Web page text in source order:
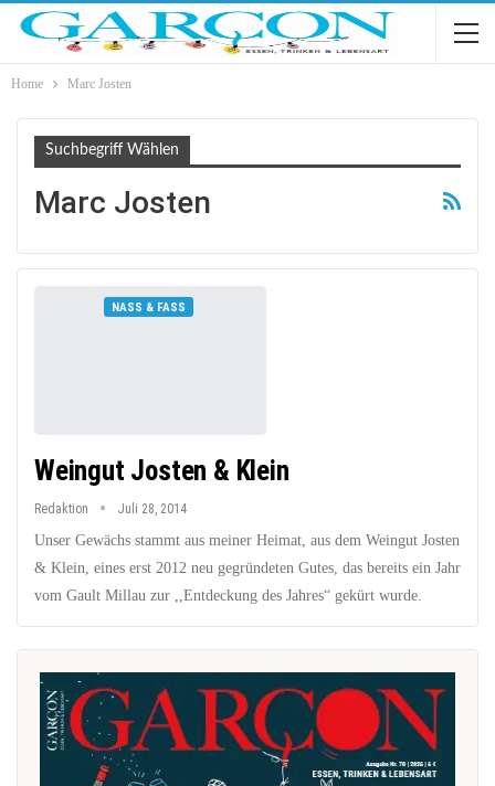
Home Marc Josten
Suchbegriff Wählen
Marc Josten
NASS & FASS
Weingut Josten & Klein
Redaktion Juli 28, 2014
Unser Gewächs stammt aus meiner Heimat, aus dem Weingut Josten
& Klein, eines erst 2012 neu gegründeten Gutes, das bereits ein Jahr
vom Gault Millau zur ,,Entdeckung des Jahres“ gekürt wurde.